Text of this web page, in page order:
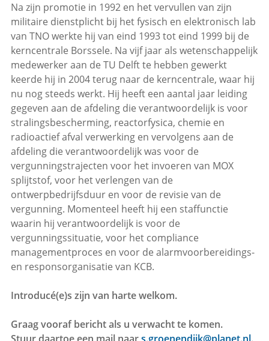
Na zijn promotie in 1992 en het vervullen van zijn
militaire dienstplicht bij het fysisch en elektronisch lab
van TNO werkte hij van eind 1993 tot eind 1999 bij de
kerncentrale Borssele. Na vijf jaar als wetenschappelijk
medewerker aan de TU Delft te hebben gewerkt
keerde hij in 2004 terug naar de kerncentrale, waar hij
nu nog steeds werkt. Hij heeft een aantal jaar leiding
gegeven aan de afdeling die verantwoordelijk is voor
stralingsbescherming, reactorfysica, chemie en
radioactief afval verwerking en vervolgens aan de
afdeling die verantwoordelijk was voor de
vergunningstrajecten voor het invoeren van MOX
splijtstof, voor het verlengen van de
ontwerpbedrijfsduur en voor de revisie van de
vergunning. Momenteel heeft hij een staffunctie
waarin hij verantwoordelijk is voor de
vergunningssituatie, voor het compliance
managementproces en voor de alarmvoorbereidings-
en responsorganisatie van KCB.
Introducé(e)s zijn van harte welkom.
Graag vooraf bericht als u verwacht te komen.